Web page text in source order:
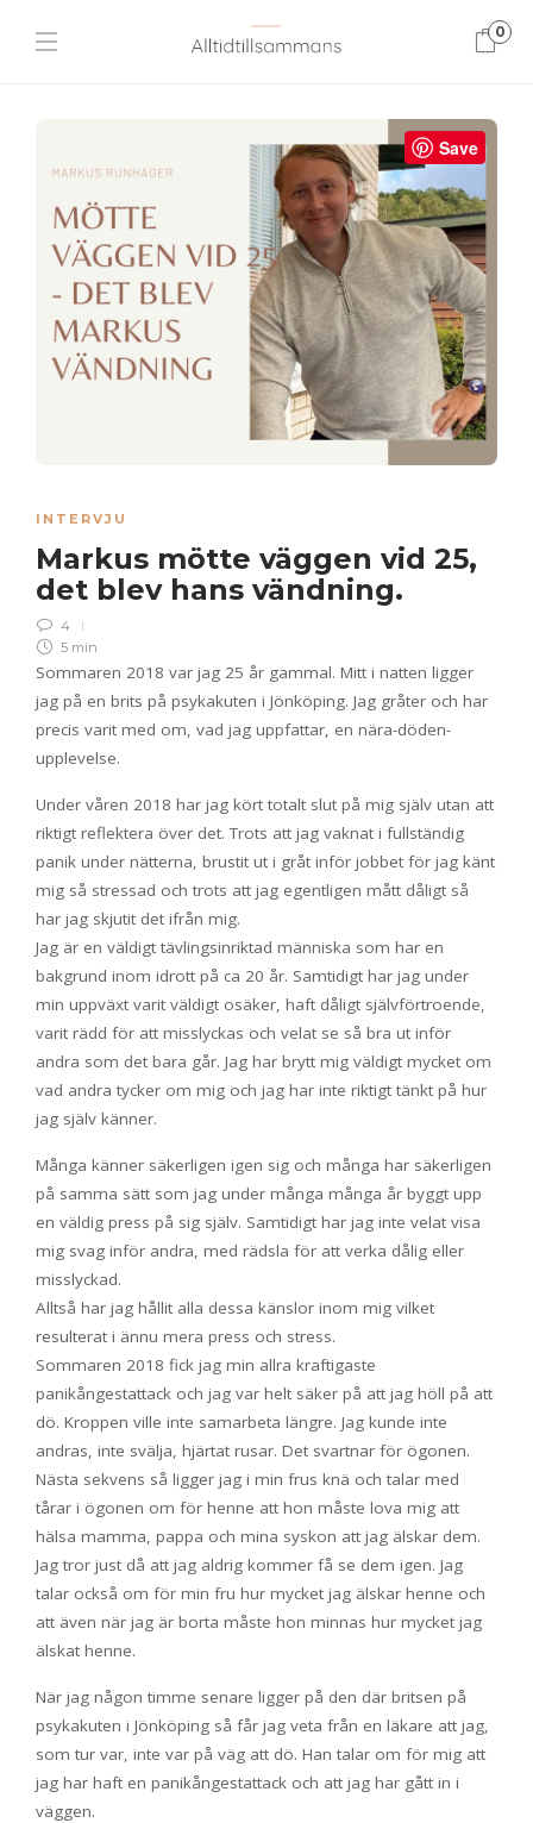
0
Save
INTERVJU
Markus mötte väggen vid 25,
det blev hans vändning.
4
5 min
Sommaren 2018 var jag 25 år gammal. Mitt i natten ligger
jag på en brits på psykakuten i Jönköping. Jag gråter och har
precis varit med om, vad jag uppfattar, en nära-döden-
upplevelse.
Under våren 2018 har jag kört totalt slut på mig själv utan att
riktigt reflektera över det. Trots att jag vaknat i fullständig
panik under nätterna, brustit ut i gråt inför jobbet för jag känt
mig så stressad och trots att jag egentligen mått dåligt så
har jag skjutit det ifrån mig.
Jag är en väldigt tävlingsinriktad människa som har en
bakgrund inom idrott på ca 20 år. Samtidigt har jag under
min uppväxt varit väldigt osäker, haft dåligt självförtroende,
varit rädd för att misslyckas och velat se så bra ut inför
andra som det bara går. Jag har brytt mig väldigt mycket om
vad andra tycker om mig och jag har inte riktigt tänkt på hur
jag själv känner.
Många känner säkerligen igen sig och många har säkerligen
på samma sätt som jag under många många år byggt upp
en väldig press på sig själv. Samtidigt har jag inte velat visa
mig svag inför andra, med rädsla för att verka dålig eller
misslyckad.
Alltså har jag hållit alla dessa känslor inom mig vilket
resulterat i ännu mera press och stress.
Sommaren 2018 fick jag min allra kraftigaste
panikångestattack och jag var helt säker på att jag höll på att
dö. Kroppen ville inte samarbeta längre. Jag kunde inte
andras, inte svälja, hjärtat rusar. Det svartnar för ögonen.
Nästa sekvens så ligger jag i min frus knä och talar med
tårar i ögonen om för henne att hon måste lova mig att
hälsa mamma, pappa och mina syskon att jag älskar dem.
Jag tror just då att jag aldrig kommer få se dem igen. Jag
talar också om för min fru hur mycket jag älskar henne och
att även när jag är borta måste hon minnas hur mycket jag
älskat henne.
När jag någon timme senare ligger på den där britsen på
psykakuten i Jönköping så får jag veta från en läkare att jag,
som tur var, inte var på väg att dö. Han talar om för mig att
jag har haft en panikångestattack och att jag har gått in i
väggen.